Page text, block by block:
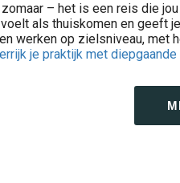
– het is een reis die
als thuiskomen en geeft
werken op zielsniveau, met
je praktijk met